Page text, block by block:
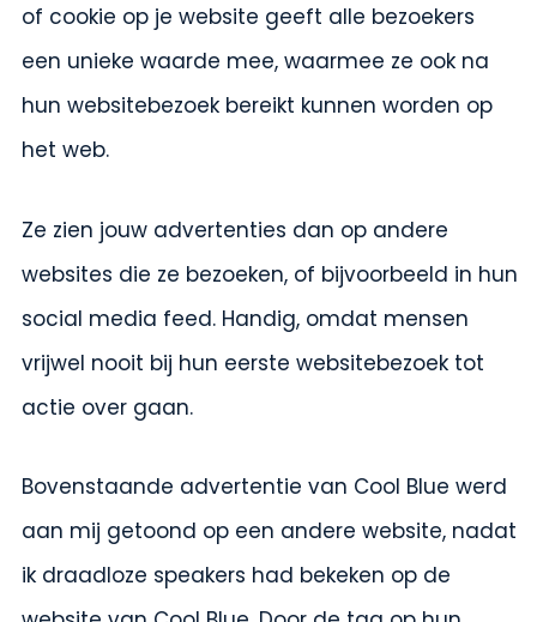
of cookie op je website geeft alle bezoekers
een unieke waarde mee, waarmee ze ook na
hun websitebezoek bereikt kunnen worden op
het web.
Ze zien jouw advertenties dan op andere
websites die ze bezoeken, of bijvoorbeeld in hun
social media feed. Handig, omdat mensen
vrijwel nooit bij hun eerste websitebezoek tot
actie over gaan.
Bovenstaande advertentie van Cool Blue werd
aan mij getoond op een andere website, nadat
ik draadloze speakers had bekeken op de